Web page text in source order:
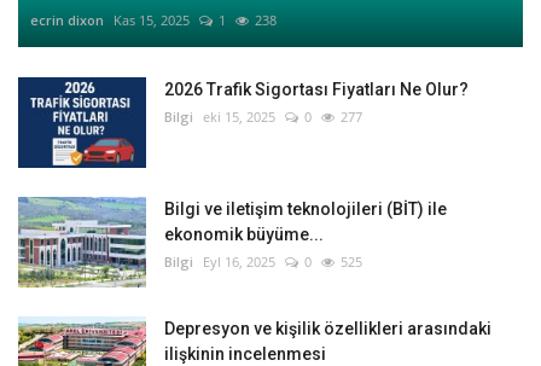
ecrin dixon Kas 15, 2025 1 238
2026 Trafik Sigortası Fiyatları Ne Olur?
Bilgi eki 15, 2025 0 277
Bilgi ve iletişim teknolojileri (BİT) ile
ekonomik büyüme...
Bilgi Eyl 16, 2025 0 525
Depresyon ve kişilik özellikleri arasındaki
ilişkinin incelenmesi